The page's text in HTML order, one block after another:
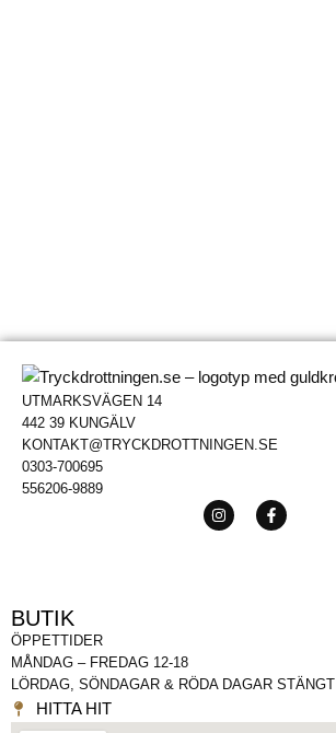
UTMARKSVÄGEN 14
442 39 KUNGÄLV
KONTAKT@TRYCKDROTTNINGEN.SE
0303-700695
556206-9889
BUTIK
ÖPPETTIDER
MÅNDAG – FREDAG 12-18
LÖRDAG, SÖNDAGAR & RÖDA DAGAR STÄNGT
HITTA HIT